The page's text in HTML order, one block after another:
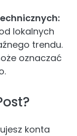
lokalnych
trendu.
oznaczać
konta